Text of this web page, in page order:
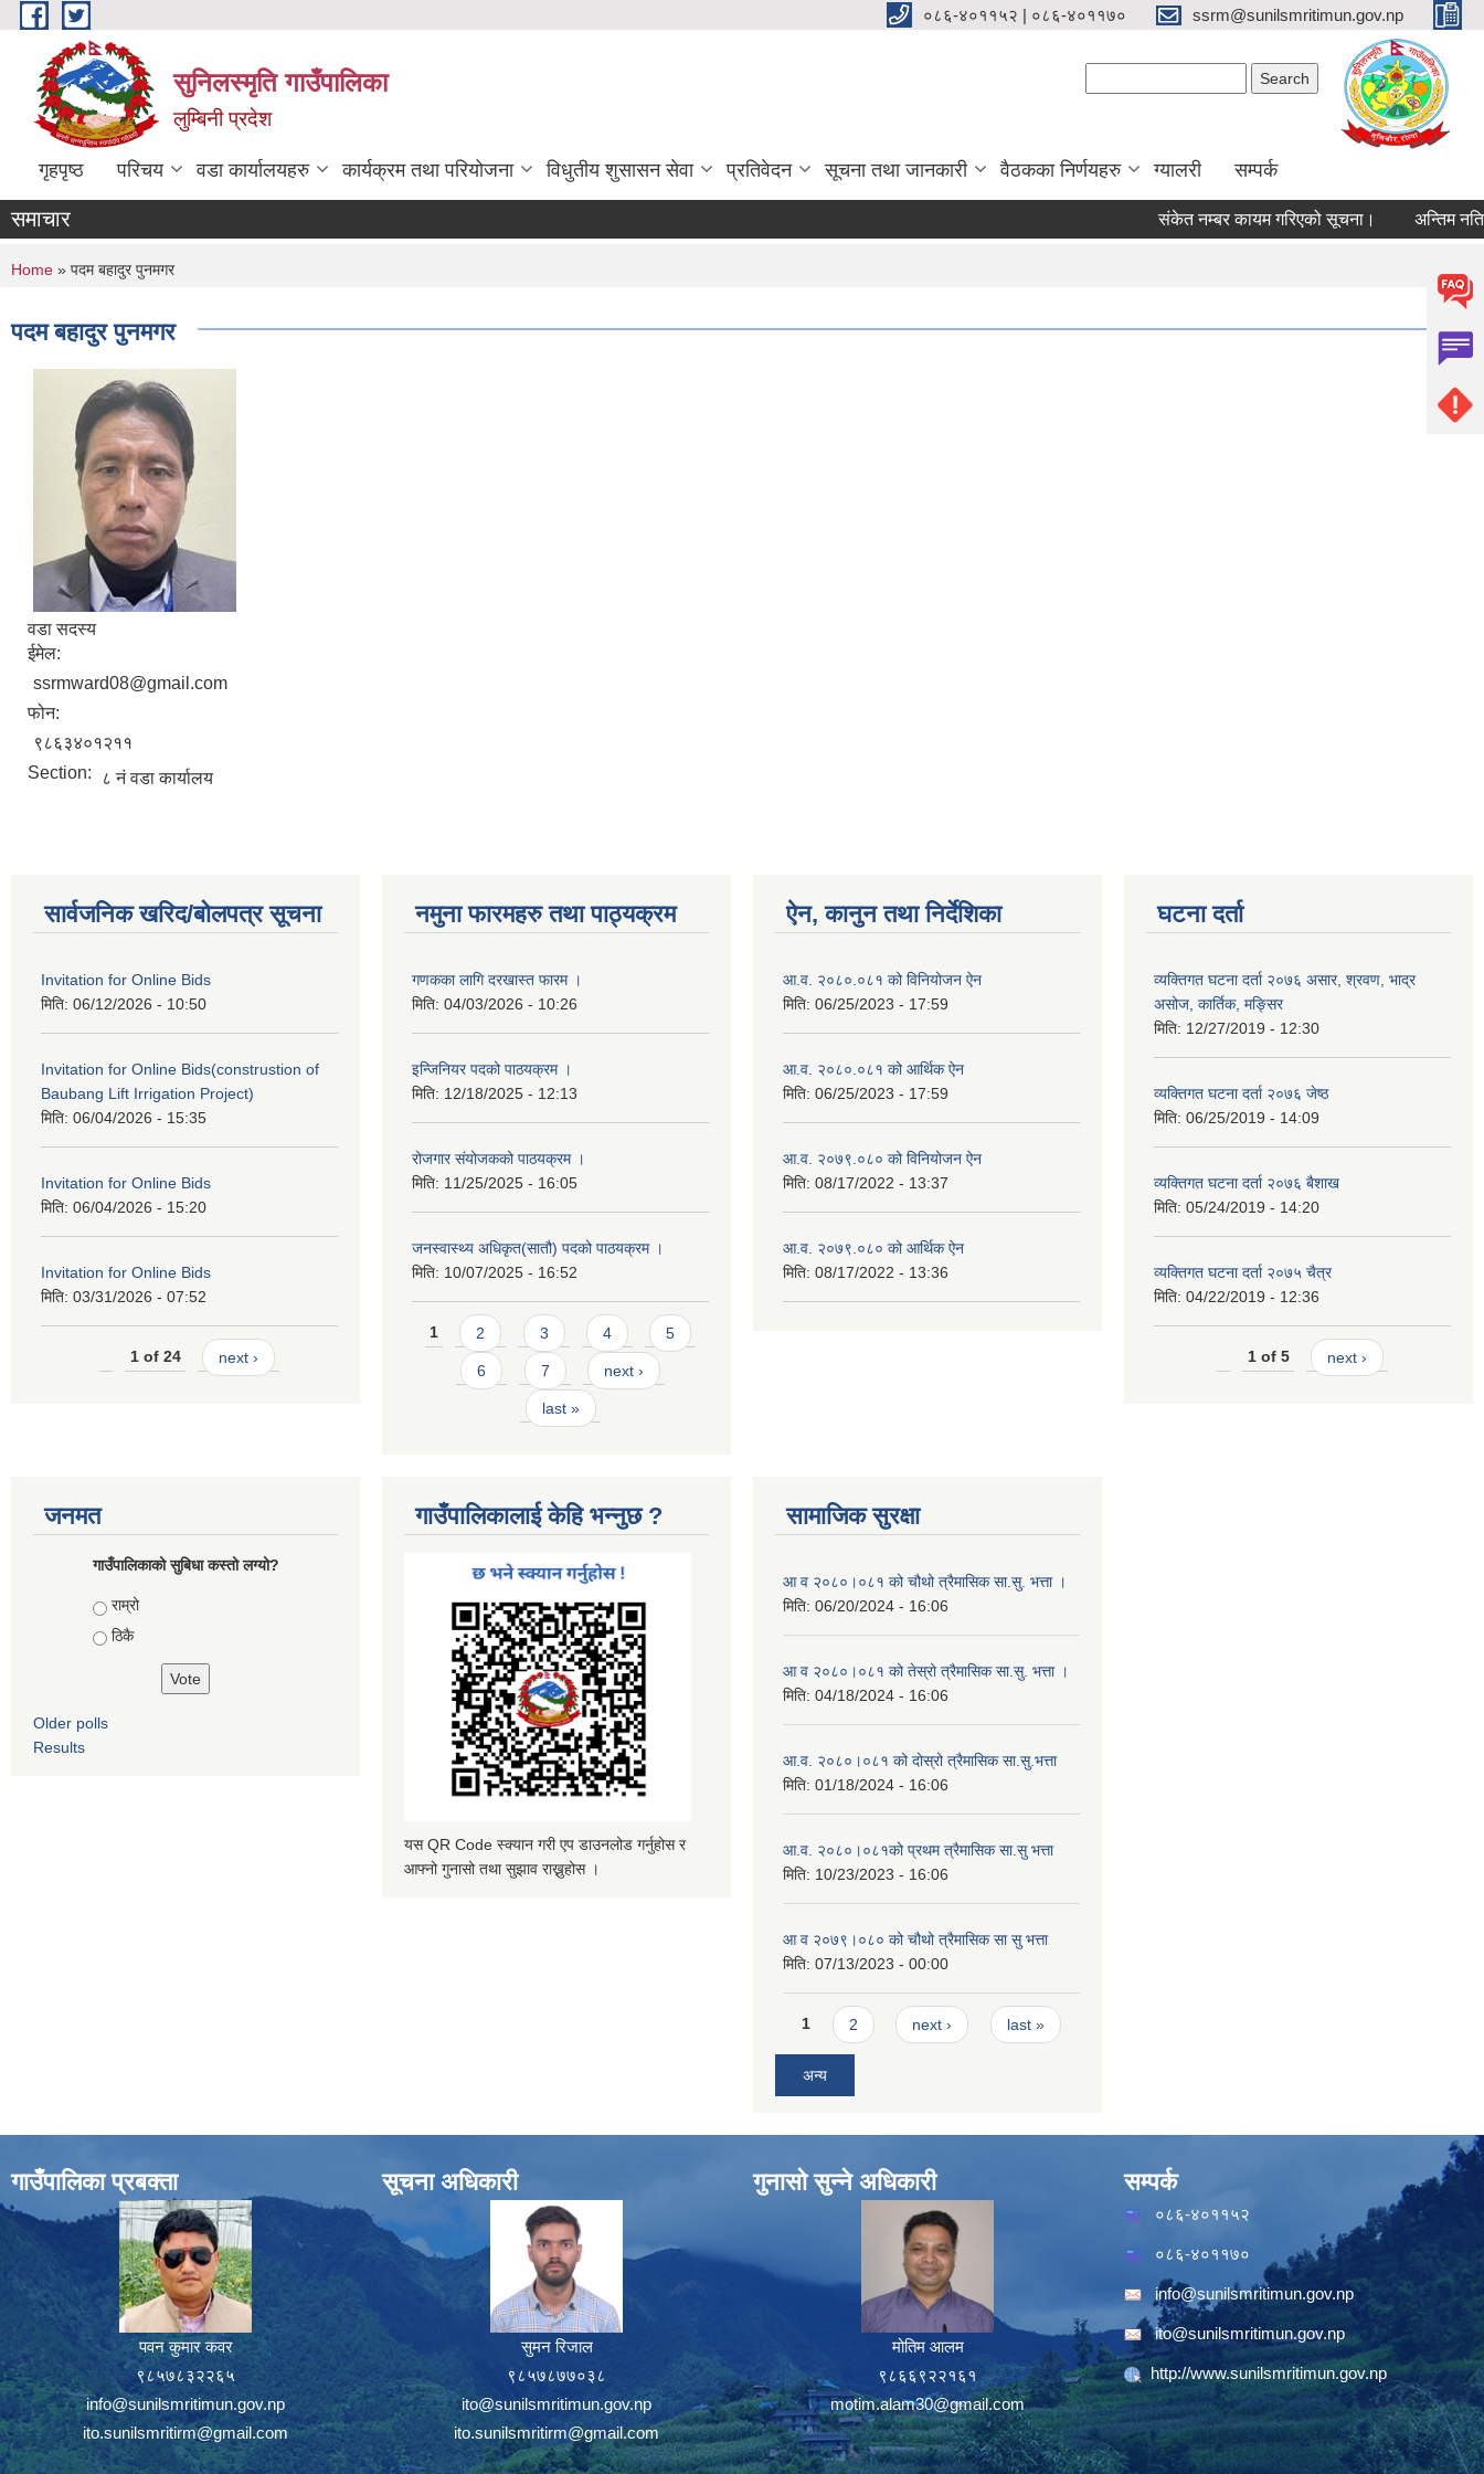
Skip to main content ०८६-४०११५२ | ०८६-४०११७० ssrm@sunilsmritimun.gov.np
सुनिलस्मृति गाउँपालिका
लुम्बिनी प्रदेश
गृहपृष्ठ परिचय वडा कार्यालयहरु कार्यक्रम तथा परियोजना विधुतीय शुसासन सेवा प्रतिवेदन सूचना तथा जानकारी वैठकका निर्णयहरु ग्यालरी सम्पर्क
समाचार संकेत नम्बर कायम गरिएको सूचना। अन्तिम नतिजा
You are here
Home » पदम बहादुर पुनमगर
पदम बहादुर पुनमगर
वडा सदस्य
ईमेल:
ssrmward08@gmail.com
फोन:
९८६३४०१२११
Section:
८ नं वडा कार्यालय
सार्वजनिक खरिद/बोलपत्र सूचना
Invitation for Online Bids
मिति: 06/12/2026 - 10:50
Invitation for Online Bids(construstion of
Baubang Lift Irrigation Project)
मिति: 06/04/2026 - 15:35
Invitation for Online Bids
मिति: 06/04/2026 - 15:20
Invitation for Online Bids
मिति: 03/31/2026 - 07:52
1 of 24 next ›
नमुना फारमहरु तथा पाठ्यक्रम
गणकका लागि दरखास्त फारम ।
मिति: 04/03/2026 - 10:26
इन्जिनियर पदको पाठयक्रम ।
मिति: 12/18/2025 - 12:13
रोजगार संयोजकको पाठयक्रम ।
मिति: 11/25/2025 - 16:05
जनस्वास्थ्य अधिकृत(सातौ) पदको पाठयक्रम ।
मिति: 10/07/2025 - 16:52
Pages
1 2 3 4 5
6 7 next ›
last »
ऐन, कानुन तथा निर्देशिका
आ.व. २०८०.०८१ को विनियोजन ऐन
मिति: 06/25/2023 - 17:59
आ.व. २०८०.०८१ को आर्थिक ऐन
मिति: 06/25/2023 - 17:59
आ.व. २०७९.०८० को विनियोजन ऐन
मिति: 08/17/2022 - 13:37
आ.व. २०७९.०८० को आर्थिक ऐन
मिति: 08/17/2022 - 13:36
घटना दर्ता
व्यक्तिगत घटना दर्ता २०७६ असार, श्रवण, भाद्र
असोज, कार्तिक, मङ्सिर
मिति: 12/27/2019 - 12:30
व्यक्तिगत घटना दर्ता २०७६ जेष्ठ
मिति: 06/25/2019 - 14:09
व्यक्तिगत घटना दर्ता २०७६ बैशाख
मिति: 05/24/2019 - 14:20
व्यक्तिगत घटना दर्ता २०७५ चैत्र
मिति: 04/22/2019 - 12:36
1 of 5 next ›
जनमत
गाउँपालिकाको सुबिधा कस्तो लग्यो?
Choices
राम्रो
ठिकै
Older polls
Results
गाउँपालिकालाई केहि भन्नुछ ?
यस QR Code स्क्यान गरी एप डाउनलोड गर्नुहोस र
आफ्नो गुनासो तथा सुझाव राख्नुहोस ।
सामाजिक सुरक्षा
आ व २०८०।०८१ को चौथो त्रैमासिक सा.सु. भत्ता ।
मिति: 06/20/2024 - 16:06
आ व २०८०।०८१ को तेस्रो त्रैमासिक सा.सु. भत्ता ।
मिति: 04/18/2024 - 16:06
आ.व. २०८०।०८१ को दोस्रो त्रैमासिक सा.सु.भत्ता
मिति: 01/18/2024 - 16:06
आ.व. २०८०।०८१को प्रथम त्रैमासिक सा.सु भत्ता
मिति: 10/23/2023 - 16:06
आ व २०७९।०८० को चौथो त्रैमासिक सा सु भत्ता
मिति: 07/13/2023 - 00:00
Pages
1 2 next › last »
अन्य
गाउँपालिका प्रबक्ता
पवन कुमार कवर
९८५७८३२२६५
info@sunilsmritimun.gov.np
ito.sunilsmritirm@gmail.com
सूचना अधिकारी
सुमन रिजाल
९८५७८७७०३८
ito@sunilsmritimun.gov.np
ito.sunilsmritirm@gmail.com
गुनासो सुन्ने अधिकारी
मोतिम आलम
९८६६९२२१६१
motim.alam30@gmail.com
सम्पर्क
०८६-४०११५२
०८६-४०११७०
info@sunilsmritimun.gov.np
ito@sunilsmritimun.gov.np
http://www.sunilsmritimun.gov.np